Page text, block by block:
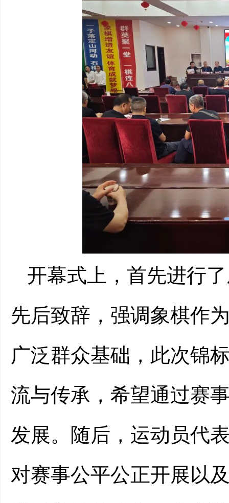
开幕式上，首先进行
先后致辞，强调象棋作
广泛群众基础，此次锦
流与传承，希望通过赛
发展。随后，运动员代
对赛事公平公正开展以